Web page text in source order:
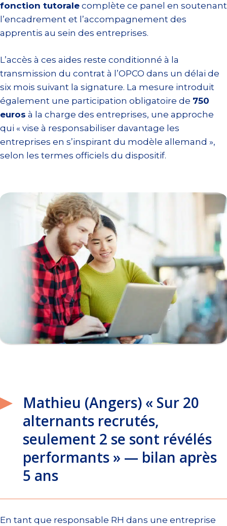
fonction tutorale complète ce panel en soutenant
l’encadrement et l’accompagnement des
apprentis au sein des entreprises.
L’accès à ces aides reste conditionné à la
transmission du contrat à l’OPCO dans un délai de
six mois suivant la signature. La mesure introduit
également une participation obligatoire de 750
euros à la charge des entreprises, une approche
qui « vise à responsabiliser davantage les
entreprises en s’inspirant du modèle allemand »,
selon les termes officiels du dispositif.
Mathieu (Angers) « Sur 20
alternants recrutés,
seulement 2 se sont révélés
performants » — bilan après
5 ans
En tant que responsable RH dans une entreprise